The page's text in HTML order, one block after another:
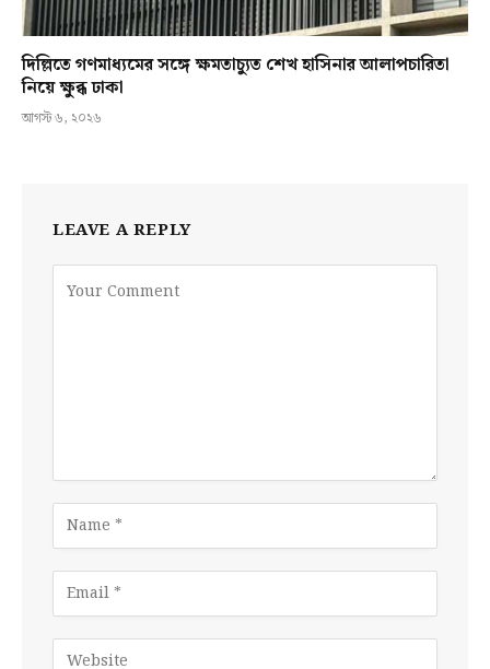
দিল্লিতে গণমাধ্যমের সঙ্গে ক্ষমতাচ্যুত শেখ হাসিনার আলাপচারিতা
নিয়ে ক্ষুব্ধ ঢাকা
আগস্ট ৬, ২০২৬
LEAVE A REPLY